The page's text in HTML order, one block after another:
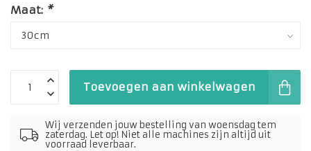
Maat: *
Toevoegen aan winkelwagen
Wij verzenden jouw bestelling van woensdag tem
zaterdag. Let op! Niet alle machines zijn altijd uit
voorraad leverbaar.